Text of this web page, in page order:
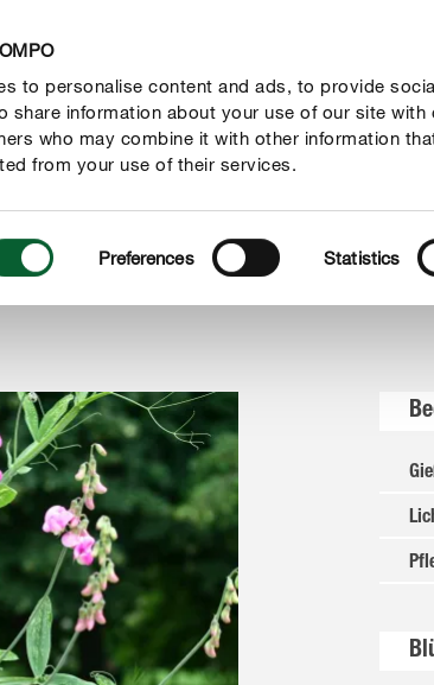
to personalise content and ads, to provide
share information about your use of our site
who may combine it with other information
from your use of their services.
Preferences Statistics
Ratgeber Themenwelten Service
Wicke